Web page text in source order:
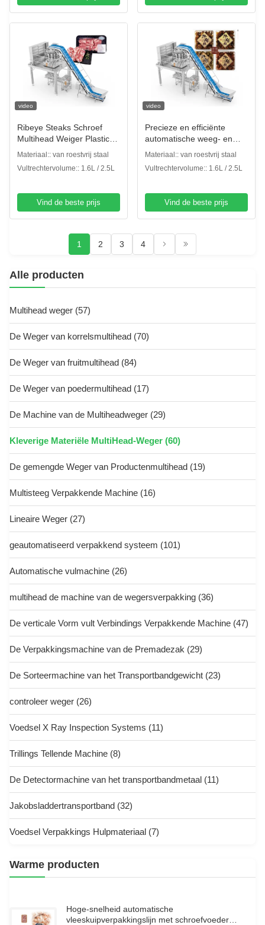
video
Ribeye Steaks Schroef
Multihead Weiger Plastic
Box
Verpakkingsapparatuur
Materiaal:: van roestvrij staal
Vultrechtervolume:: 1.6L / 2.5L
Vind de beste prijs
video
Precieze en efficiënte
automatische weeg- en
doosverpakking voor
Materiaal:: van roestvrij staal
Vultrechtervolume:: 1.6L / 2.5L
Vind de beste prijs
1 2 3 4
Alle producten
Multihead weger (57)
De Weger van korrelsmultihead (70)
De Weger van fruitmultihead (84)
De Weger van poedermultihead (17)
De Machine van de Multiheadweger (29)
Kleverige Materiële MultiHead-Weger (60)
De gemengde Weger van Productenmultihead (19)
Multisteeg Verpakkende Machine (16)
Lineaire Weger (27)
geautomatiseerd verpakkend systeem (101)
Automatische vulmachine (26)
multihead de machine van de wegersverpakking (36)
De verticale Vorm vult Verbindings Verpakkende Machine (47)
De Verpakkingsmachine van de Premadezak (29)
De Sorteermachine van het Transportbandgewicht (23)
controleer weger (26)
Voedsel X Ray Inspection Systems (11)
Trillings Tellende Machine (8)
De Detectormachine van het transportbandmetaal (11)
Jakobsladdertransportband (32)
Voedsel Verpakkings Hulpmateriaal (7)
Warme producten
Hoge-snelheid automatische
vleeskuipverpakkingslijn met schroefvoeder